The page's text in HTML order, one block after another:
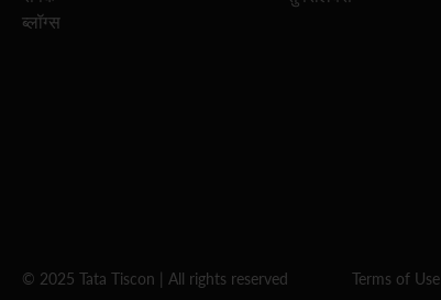
ब्लॉग्स
© 2025 Tata Tiscon | All rights reserved Terms of Use